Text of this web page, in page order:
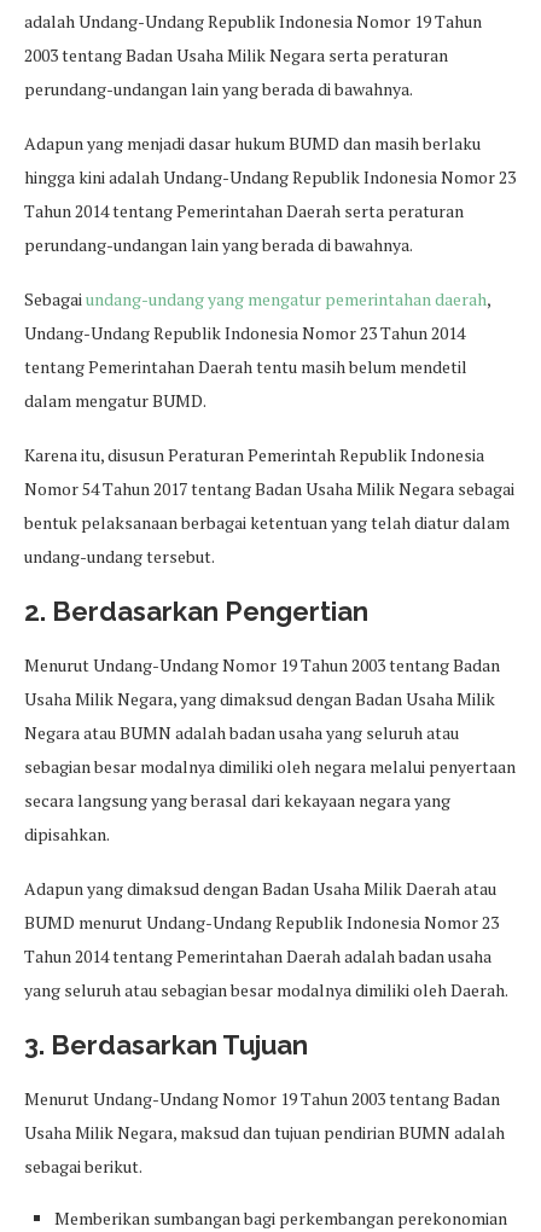
adalah Undang-Undang Republik Indonesia Nomor 19 Tahun
2003 tentang Badan Usaha Milik Negara serta peraturan
perundang-undangan lain yang berada di bawahnya.
Adapun yang menjadi dasar hukum BUMD dan masih berlaku
hingga kini adalah Undang-Undang Republik Indonesia Nomor 23
Tahun 2014 tentang Pemerintahan Daerah serta peraturan
perundang-undangan lain yang berada di bawahnya.
Sebagaiundang-undang yang mengatur pemerintahan daerah,
Undang-Undang Republik Indonesia Nomor 23 Tahun 2014
tentang Pemerintahan Daerah tentu masih belum mendetil
dalam mengatur BUMD.
Karena itu, disusun Peraturan Pemerintah Republik Indonesia
Nomor 54 Tahun 2017 tentang Badan Usaha Milik Negara sebagai
bentuk pelaksanaan berbagai ketentuan yang telah diatur dalam
undang-undang tersebut.
2. Berdasarkan Pengertian
Menurut Undang-Undang Nomor 19 Tahun 2003 tentang Badan
Usaha Milik Negara, yang dimaksud dengan Badan Usaha Milik
Negara atau BUMN adalah badan usaha yang seluruh atau
sebagian besar modalnya dimiliki oleh negara melalui penyertaan
secara langsung yang berasal dari kekayaan negara yang
dipisahkan.
Adapun yang dimaksud dengan Badan Usaha Milik Daerah atau
BUMD menurut Undang-Undang Republik Indonesia Nomor 23
Tahun 2014 tentang Pemerintahan Daerah adalah badan usaha
yang seluruh atau sebagian besar modalnya dimiliki oleh Daerah.
3. Berdasarkan Tujuan
Menurut Undang-Undang Nomor 19 Tahun 2003 tentang Badan
Usaha Milik Negara, maksud dan tujuan pendirian BUMN adalah
sebagai berikut.
Memberikan sumbangan bagi perkembangan perekonomian